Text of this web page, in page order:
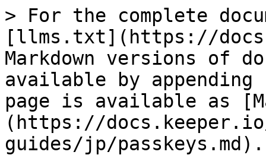
> For the complete
[llms.txt](https://
Markdown versions of
available by
page is available as
(https://
guides/jp/passkeys.md).